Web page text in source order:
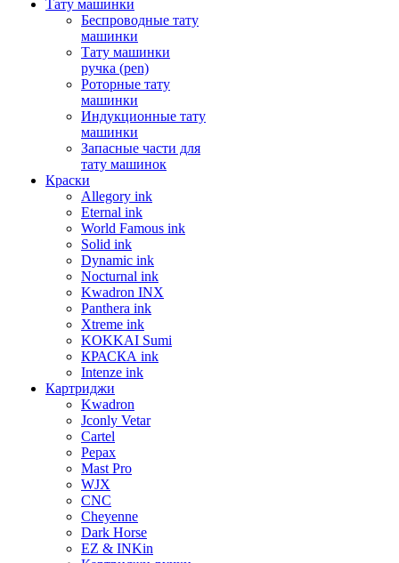
Тату машинки
Беспроводные тату
машинки
Тату машинки
ручка (pen)
Роторные тату
машинки
Индукционные тату
машинки
Запасные части для
тату машинок
Краски
Allegory ink
Eternal ink
World Famous ink
Solid ink
Dynamic ink
Nocturnal ink
Kwadron INX
Panthera ink
Xtreme ink
KOKKAI Sumi
КРАСКА ink
Intenze ink
Картриджи
Kwadron
Jconly Vetar
Cartel
Pepax
Mast Pro
WJX
CNC
Cheyenne
Dark Horse
EZ & INKin